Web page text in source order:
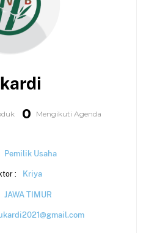
0 Mengikuti Agenda
Pemilik Usaha
: Kriya
JAWA TIMUR